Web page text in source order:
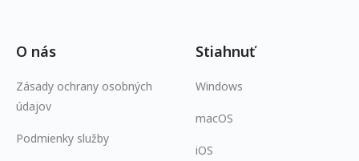
O nás
Zásady ochrany osobných
údajov
Podmienky služby
Stiahnuť
Windows
macOS
iOS